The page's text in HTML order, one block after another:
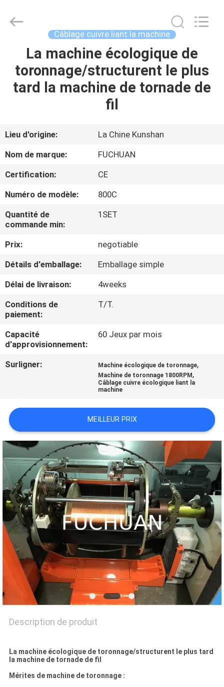
ACCUEIL
PRODUITS
LE
VR
À
PROPOS
DE
NOUS
VISITE
DE
L'USINE
CONTRÔLE
CONTACTEZ-
NOUS
NOUVELLES
LES
AFFAIRES
PLAN
DU
SITE
PRIVACY
POLICY
Electrical
Câblage cuivre liant la machine
La machine écologique de
toronnage/structurent le plus
tard la machine de tornade de
fil
Lieu d'origine:
La Chine Kunshan
Nom de marque:
FUCHUAN
Certification:
CE
Numéro de modèle:
800C
Quantité de
commande min:
1SET
Prix:
negotiable
Détails d'emballage:
Emballage simple
Délai de livraison:
4weeks
Conditions de
paiement:
T/T.
Capacité
d'approvisionnement:
60 Jeux par mois
Surligner: Machine écologique de toronnage,
Machine de toronnage 1800RPM ,
Câblage cuivre écologique liant la
machine
MEILLEUR PRIX
Description de produit
La machine écologique de toronnage/structurent le plus tard
la machine de tornade de fil
Mérites de machine de toronnage :